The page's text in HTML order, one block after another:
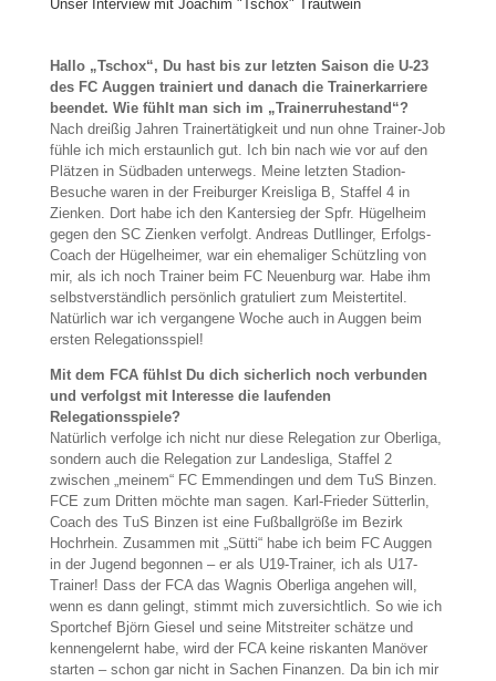
Unser Interview mit Joachim "Tschox" Trautwein
Hallo „Tschox“, Du hast bis zur letzten Saison die U-23
des FC Auggen trainiert und danach die Trainerkarriere
beendet. Wie fühlt man sich im „Trainerruhestand“?
Nach dreißig Jahren Trainertätigkeit und nun ohne Trainer-Job
fühle ich mich erstaunlich gut. Ich bin nach wie vor auf den
Plätzen in Südbaden unterwegs. Meine letzten Stadion-
Besuche waren in der Freiburger Kreisliga B, Staffel 4 in
Zienken. Dort habe ich den Kantersieg der Spfr. Hügelheim
gegen den SC Zienken verfolgt. Andreas Dutllinger, Erfolgs-
Coach der Hügelheimer, war ein ehemaliger Schützling von
mir, als ich noch Trainer beim FC Neuenburg war. Habe ihm
selbstverständlich persönlich gratuliert zum Meistertitel.
Natürlich war ich vergangene Woche auch in Auggen beim
ersten Relegationsspiel!
Mit dem FCA fühlst Du dich sicherlich noch verbunden
und verfolgst mit Interesse die laufenden
Relegationsspiele?
Natürlich verfolge ich nicht nur diese Relegation zur Oberliga,
sondern auch die Relegation zur Landesliga, Staffel 2
zwischen „meinem“ FC Emmendingen und dem TuS Binzen.
FCE zum Dritten möchte man sagen. Karl-Frieder Sütterlin,
Coach des TuS Binzen ist eine Fußballgröße im Bezirk
Hochrhein. Zusammen mit „Sütti“ habe ich beim FC Auggen
in der Jugend begonnen – er als U19-Trainer, ich als U17-
Trainer! Dass der FCA das Wagnis Oberliga angehen will,
wenn es dann gelingt, stimmt mich zuversichtlich. So wie ich
Sportchef Björn Giesel und seine Mitstreiter schätze und
kennengelernt habe, wird der FCA keine riskanten Manöver
starten – schon gar nicht in Sachen Finanzen. Da bin ich mir